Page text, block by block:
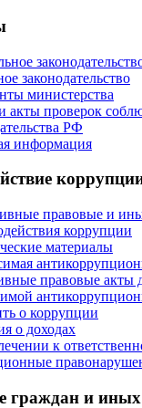
законодательство
министерства
акты проверок
РФ
информация
правовые и
коррупции
материалы
правовые акты
о коррупции
о доходах
к
граждан и